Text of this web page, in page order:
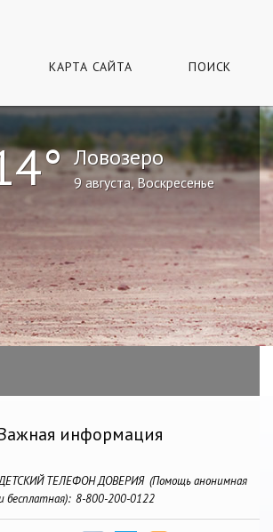
КАРТА САЙТА ПОИСК
Ловозеро
9 августа, Воскресенье
информация
ТЕЛЕФОН ДОВЕРИЯ (Помощь анонимная
бесплатная): 8-800-200-0122